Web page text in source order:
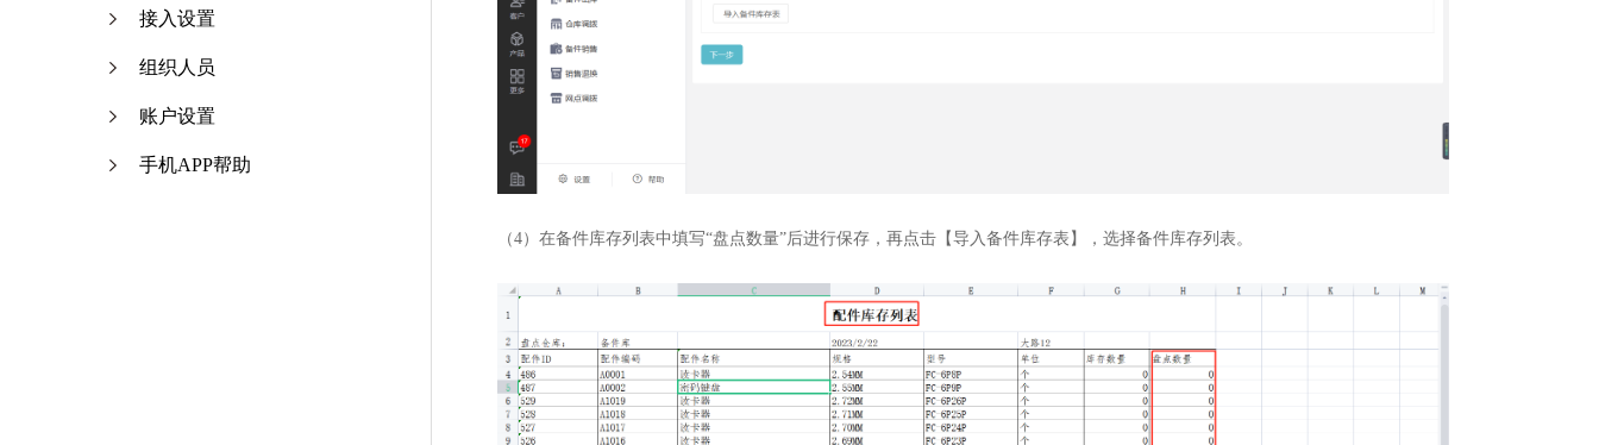
接入设置
组织人员
账户设置
手机APP帮助
（4）在备件库存列表中填写“盘点数量”后进行保存，再点击【导入备件库存表】，选择备件库存列表。